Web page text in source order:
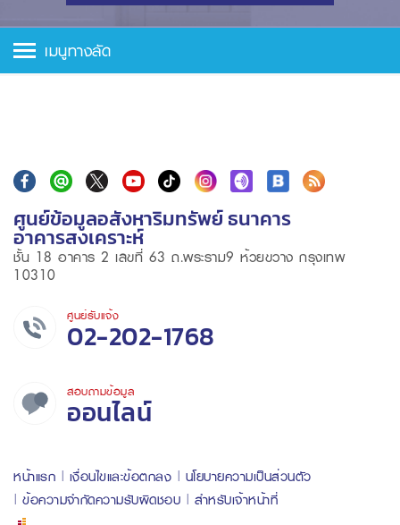
เมนูทางลัด
ศูนย์ข้อมูลอสังหาริมทรัพย์ ธนาคาร
อาคารสงเคราะห์
ชั้น 18 อาคาร 2 เลขที่ 63 ถ.พระราม9 ห้วยขวาง กรุงเทพ
10310
ศูนย์รับแจ้ง
02-202-1768
สอบถามข้อมูล
ออนไลน์
หน้าแรก เงื่อนไขและข้อตกลง
นโยบายความเป็นส่วนตัว
ข้อความจำกัดความรับผิดชอบ
สำหรับเจ้าหน้าที่